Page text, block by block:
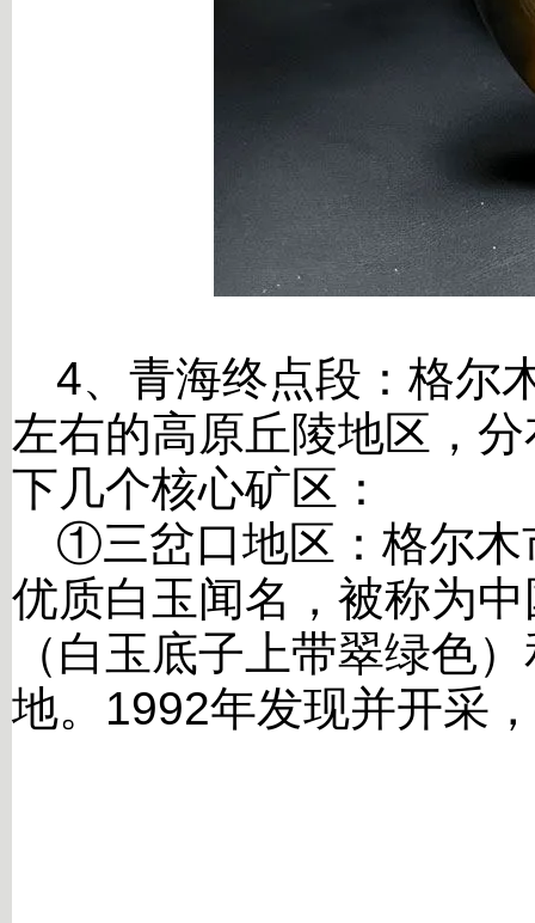
4、青海终点段：格尔
左右的高原丘陵地区，
下几个核心矿区：
①三岔口地区：格尔木
优质白玉闻名，被称为
（白玉底子上带翠绿色
地。 1992年发现并开采